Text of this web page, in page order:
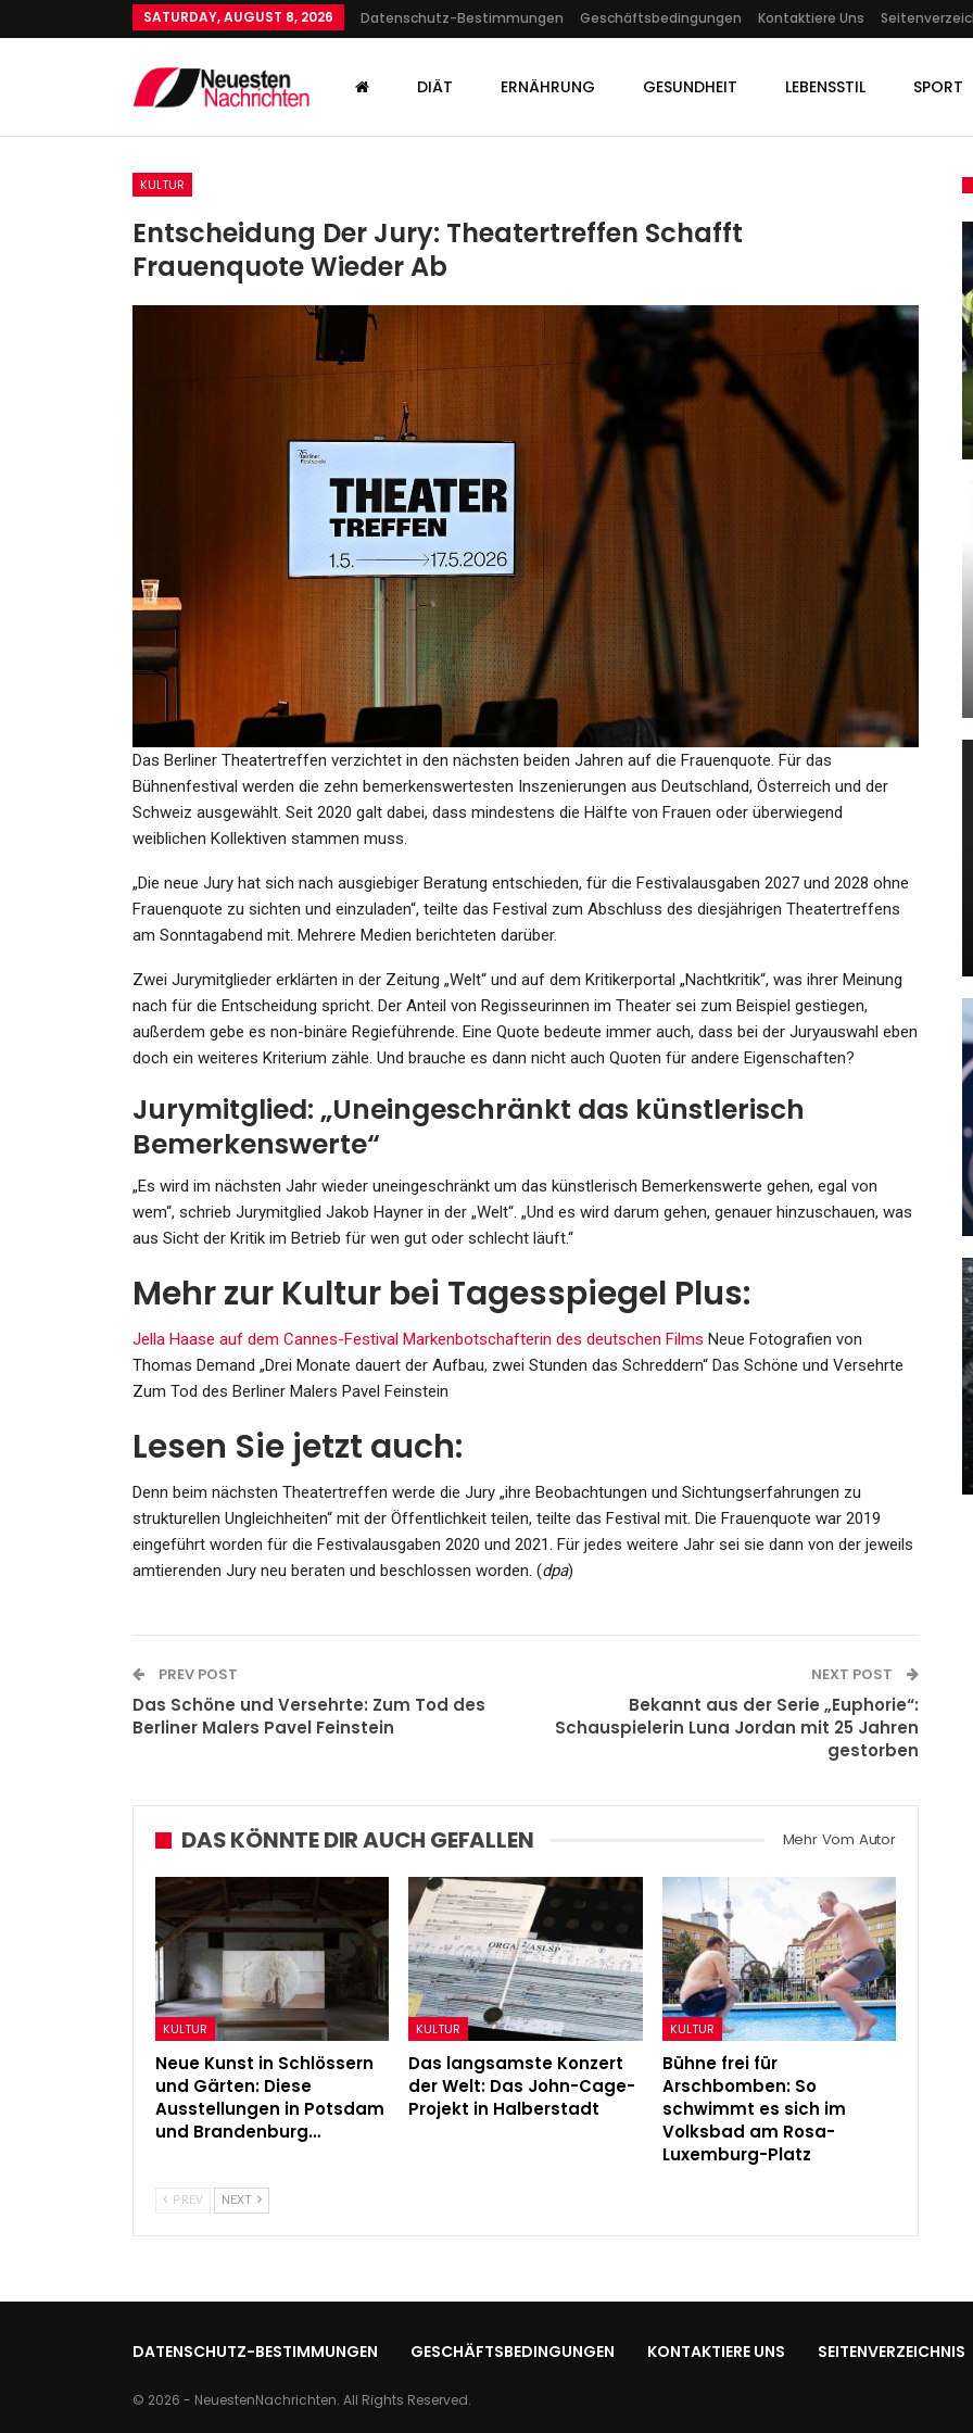
SATURDAY, AUGUST 8, 2026 Datenschutz-Bestimmungen Geschäftsbedingungen Kontaktiere Uns
DIÄT ERNÄHRUNG GESUNDHEIT LEBENSSTIL SPORT
KULTUR
Entscheidung Der Jury: Theatertreffen Schafft
Frauenquote Wieder Ab
Das Berliner Theatertreffen verzichtet in den nächsten beiden Jahren auf die Frauenquote. Für das
Bühnenfestival werden die zehn bemerkenswertesten Inszenierungen aus Deutschland, Österreich und der
Schweiz ausgewählt. Seit 2020 galt dabei, dass mindestens die Hälfte von Frauen oder überwiegend
weiblichen Kollektiven stammen muss.
„Die neue Jury hat sich nach ausgiebiger Beratung entschieden, für die Festivalausgaben 2027 und 2028 ohne
Frauenquote zu sichten und einzuladen“, teilte das Festival zum Abschluss des diesjährigen Theatertreffens
am Sonntagabend mit. Mehrere Medien berichteten darüber.
Zwei Jurymitglieder erklärten in der Zeitung „Welt“ und auf dem Kritikerportal „Nachtkritik“, was ihrer Meinung
nach für die Entscheidung spricht. Der Anteil von Regisseurinnen im Theater sei zum Beispiel gestiegen,
außerdem gebe es non-binäre Regieführende. Eine Quote bedeute immer auch, dass bei der Juryauswahl eben
doch ein weiteres Kriterium zähle. Und brauche es dann nicht auch Quoten für andere Eigenschaften?
Jurymitglied: „Uneingeschränkt das künstlerisch
Bemerkenswerte“
„Es wird im nächsten Jahr wieder uneingeschränkt um das künstlerisch Bemerkenswerte gehen, egal von
wem“, schrieb Jurymitglied Jakob Hayner in der „Welt“. „Und es wird darum gehen, genauer hinzuschauen, was
aus Sicht der Kritik im Betrieb für wen gut oder schlecht läuft.“
Mehr zur Kultur bei Tagesspiegel Plus:
Jella Haase auf dem Cannes-Festival Markenbotschafterin des deutschen Films Neue Fotografien von
Thomas Demand „Drei Monate dauert der Aufbau, zwei Stunden das Schreddern“ Das Schöne und Versehrte
Zum Tod des Berliner Malers Pavel Feinstein
Lesen Sie jetzt auch:
Denn beim nächsten Theatertreffen werde die Jury „ihre Beobachtungen und Sichtungserfahrungen zu
strukturellen Ungleichheiten“ mit der Öffentlichkeit teilen, teilte das Festival mit. Die Frauenquote war 2019
eingeführt worden für die Festivalausgaben 2020 und 2021. Für jedes weitere Jahr sei sie dann von der jeweils
amtierenden Jury neu beraten und beschlossen worden. (dpa)
PREV POST
Das Schöne und Versehrte: Zum Tod des
Berliner Malers Pavel Feinstein
NEXT POST
Bekannt aus der Serie „Euphorie“:
Schauspielerin Luna Jordan mit 25 Jahren
gestorben
DAS KÖNNTE DIR AUCH GEFALLEN Mehr Vom Autor
KULTUR
Neue Kunst in Schlössern
und Gärten: Diese
Ausstellungen in Potsdam
und Brandenburg…
KULTUR
Das langsamste Konzert
der Welt: Das John-Cage-
Projekt in Halberstadt
KULTUR
Bühne frei für
Arschbomben: So
schwimmt es sich im
Volksbad am Rosa-
Luxemburg-Platz
PREV NEXT
KULTUR
Weniger Geht Nicht
Apr 16, 2022
KULTUR
Die Strukturen Der Natur: Paul
Klee Und Die Architektur In…
Admin Jul 26, 2024
KULTUR
Memoiren Von Angela Merkel:
Große Freiheit 2021
Admin Oct 8, 2024
DFB-Pokal Beim VfB Stuttgart:
Borussia Dortmund Hat Noch…
Admin Dec 5, 2023
Probleme Bei Anreise:
Tottenhams Europa-League-
Admin Sep 26, 2024
Tötungsdelikt In Kalletal:
“Sprechen Sie Den Gesuchten…
Admin Jun 20, 2022
Hart Im Nehmen Wie Eine
Preisboxerin
Die Berlinale In Zahlen: 19 Im
Bärenrennen Und 20.000 Bienen
Admin Feb 12, 2023
GESUNDHEIT
DATENSCHUTZ-BESTIMMUNGEN GESCHÄFTSBEDINGUNGEN KONTAKTIERE UNS SEITENVERZEICHNIS
© 2026 - NeuestenNachrichten. All Rights Reserved.